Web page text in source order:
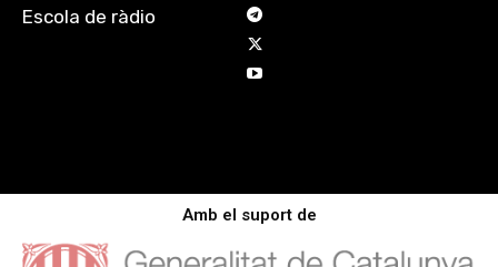
Escola de ràdio
Amb el suport de